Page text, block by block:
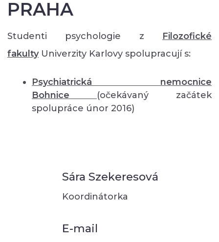
PRAHA
Studenti psychologie z Filozofické
fakulty Univerzity Karlovy spolupracují s:
Psychiatrická nemocnice
Bohnice (očekávaný začátek
spolupráce únor 2016)
Sára Szekeresová
Koordinátorka
E-mail